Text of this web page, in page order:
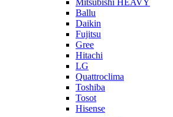
Mitsubishi HEAVY
Ballu
Daikin
Fujitsu
Gree
Hitachi
LG
Quattroclima
Toshiba
Tosot
Hisense